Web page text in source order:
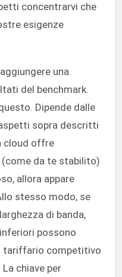
concentrarvi che
esigenze
una
del benchmark.
Dipende dalle
sopra descritti
cloud offre
da te stabilito)
allora appare
stesso modo, se
di banda,
possono
tariffario competitivo
chiave per